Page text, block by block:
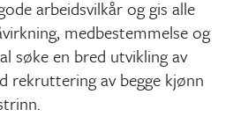
arbeidsvilkår og gis alle
medbestemmelse og
søke en bred utvikling av
rekruttering av begge kjønn